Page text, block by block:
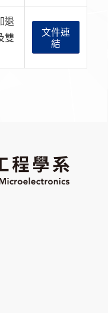
退
雙
文件連
結